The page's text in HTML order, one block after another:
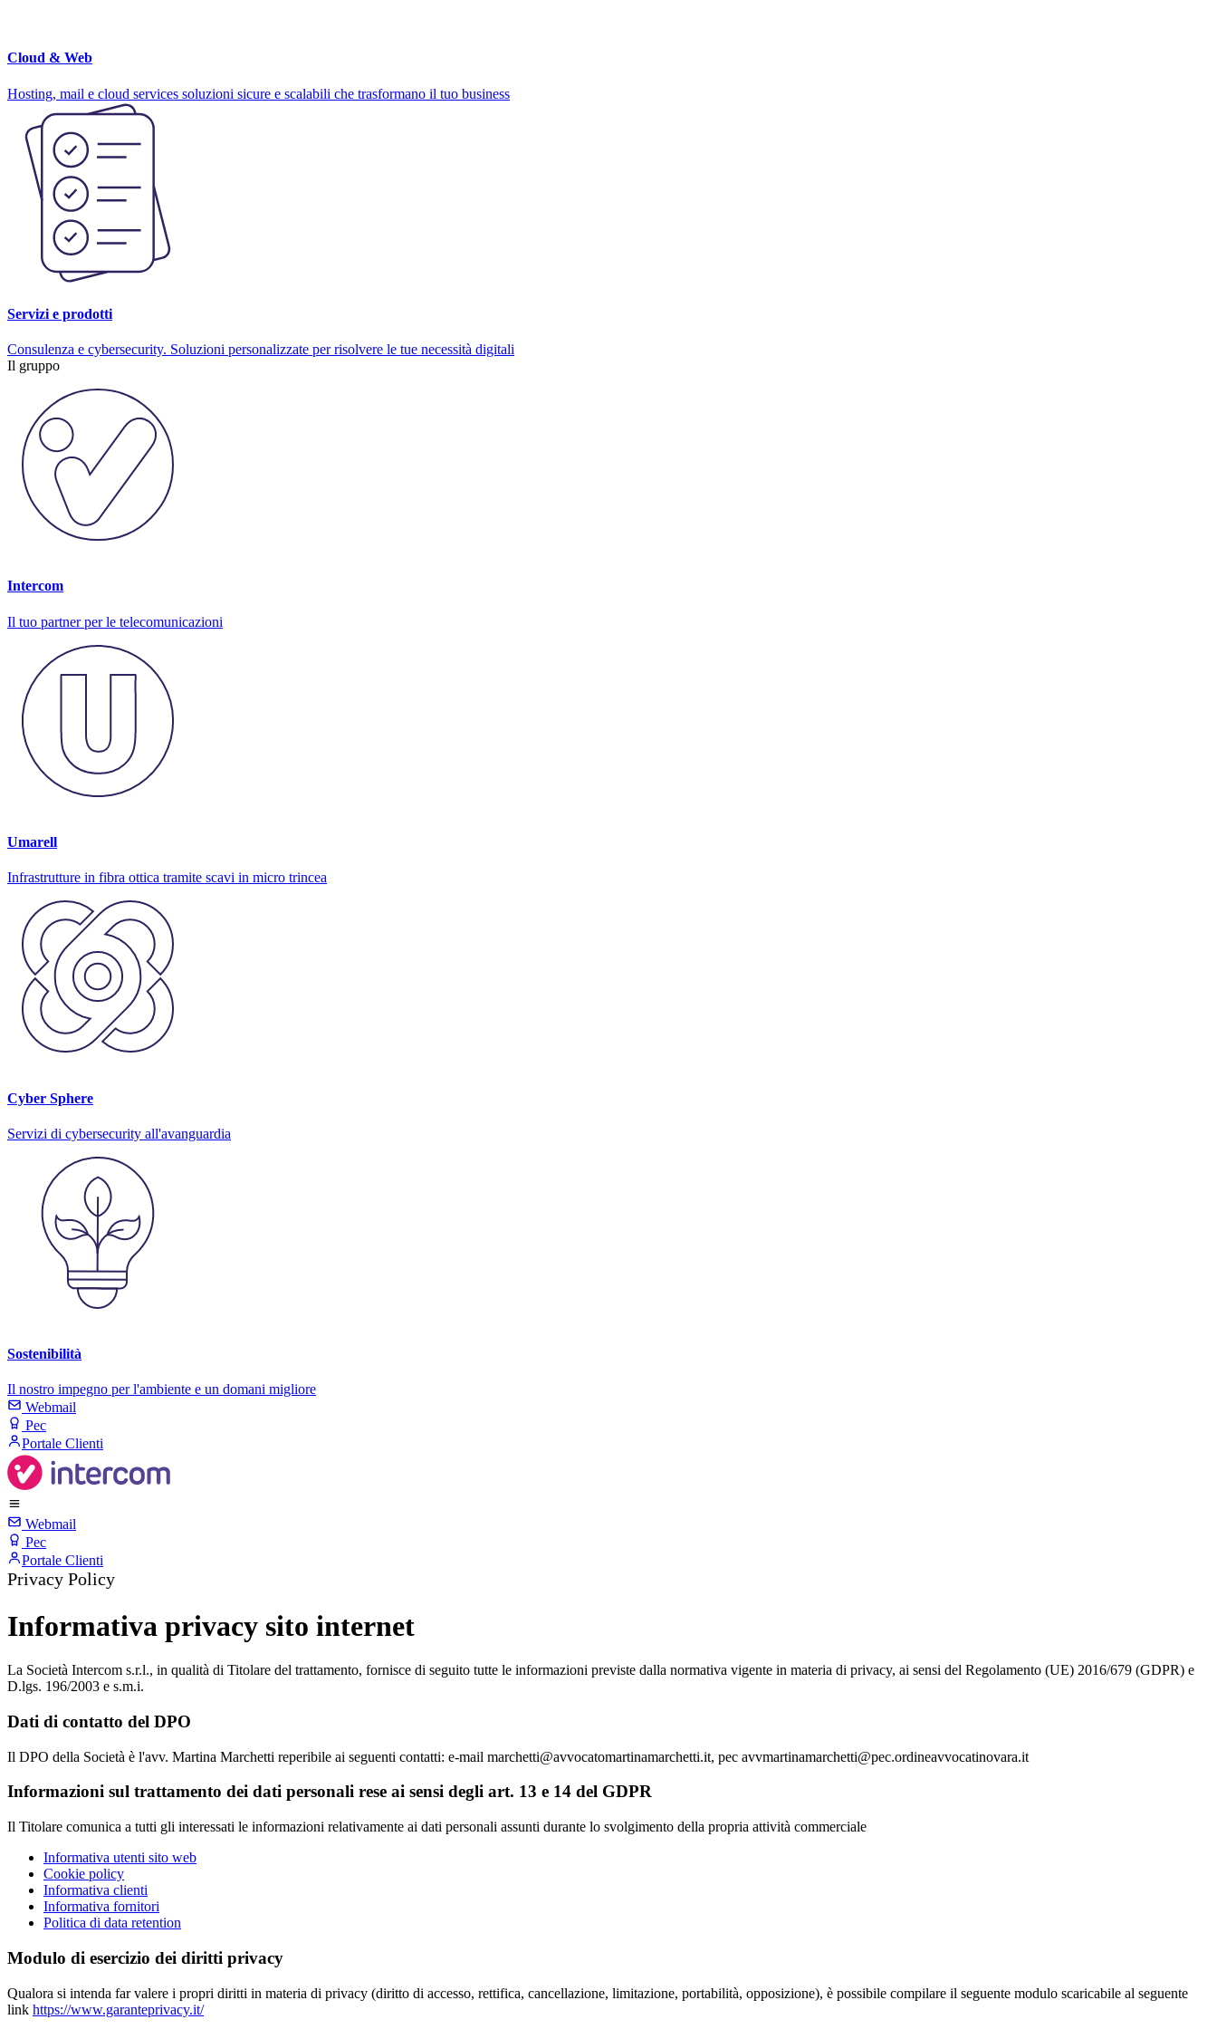
Cloud & Web
Hosting, mail e cloud services soluzioni sicure e scalabili che trasformano il tuo business
Servizi e prodotti
Consulenza e cybersecurity. Soluzioni personalizzate per risolvere le tue necessità digitali
Il gruppo
Intercom
Il tuo partner per le telecomunicazioni
Umarell
Infrastrutture in fibra ottica tramite scavi in micro trincea
Cyber Sphere
Servizi di cybersecurity all'avanguardia
Sostenibilità
Il nostro impegno per l'ambiente e un domani migliore
Webmail
Pec
Portale Clienti
Webmail
Pec
Portale Clienti
Privacy Policy
Informativa privacy sito internet
La Società Intercom s.r.l., in qualità di Titolare del trattamento, fornisce di seguito tutte le informazioni previste dalla normativa vigente in materia di privacy, ai sensi del Regolamento (UE) 2016/679 (GDPR) e
D.lgs. 196/2003 e s.m.i.
Dati di contatto del DPO
Il DPO della Società è l'avv. Martina Marchetti reperibile ai seguenti contatti: e-mail marchetti@avvocatomartinamarchetti.it, pec avvmartinamarchetti@pec.ordineavvocatinovara.it
Informazioni sul trattamento dei dati personali rese ai sensi degli art. 13 e 14 del GDPR
Il Titolare comunica a tutti gli interessati le informazioni relativamente ai dati personali assunti durante lo svolgimento della propria attività commerciale
Informativa utenti sito web
Cookie policy
Informativa clienti
Informativa fornitori
Politica di data retention
Modulo di esercizio dei diritti privacy
Qualora si intenda far valere i propri diritti in materia di privacy (diritto di accesso, rettifica, cancellazione, limitazione, portabilità, opposizione), è possibile compilare il seguente modulo scaricabile al seguente
link https://www.garanteprivacy.it/